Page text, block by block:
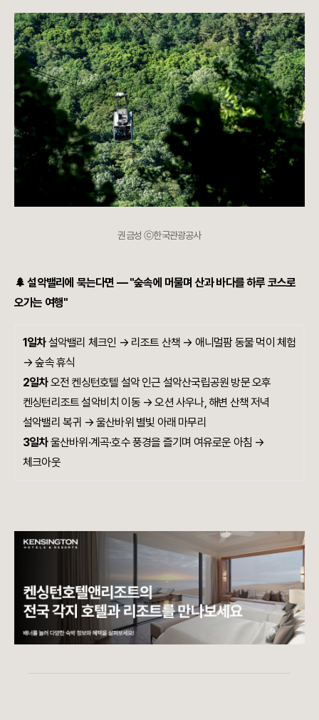
권금성 ⓒ한국관광공사
🌲 설악밸리에 묵는다면 — "숲속에 머물며 산과 바다를 하루 코스로
오가는 여행"
1일차설악밸리 체크인 → 리조트 산책 → 애니멀팜 동물 먹이 체험
→ 숲속 휴식
2일차오전 켄싱턴호텔 설악 인근 설악산국립공원 방문 오후
켄싱턴리조트 설악비치 이동 → 오션 사우나, 해변 산책 저녁
설악밸리 복귀 → 울산바위 별빛 아래 마무리
3일차울산바위·계곡·호수 풍경을 즐기며 여유로운 아침 →
체크아웃